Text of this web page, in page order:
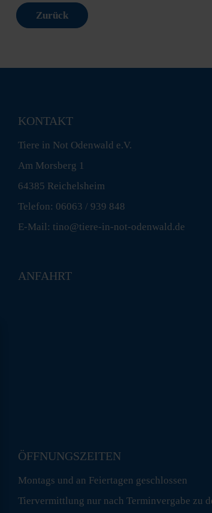
Zurück
KONTAKT
Tiere in Not Odenwald e.V.
Am Morsberg 1
64385 Reichelsheim
Telefon: 06063 / 939 848
E-Mail: tino@tiere-in-not-odenwald.de
ANFAHRT
ÖFFNUNGSZEITEN
Montags und an Feiertagen geschlossen
Tiervermittlung nur nach Terminvergabe zu